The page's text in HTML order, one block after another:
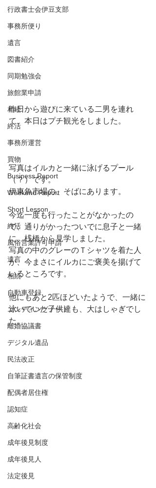
行政書士会伊豆支部
事務所便り
遺言
図書紹介
同期勉強会
旅館業申請
相続
終活
事務所運営
買物
Business Report
Weekend Report
Short Lesson
終活
風俗営業許可申請
遺言
相続
自動車登録
エンディングノート
離婚協議書
デジタル遺品
民法改正
自筆証書遺言の保管制度
配偶者居住権
認知症
高齢化社会
成年後見制度
成年後見人
法定後見
昨日から遊びに来ている二男を連れ
て、本日はプチ観光をしました。
写真はイルカと一緒に泳げるプール
（？）です。
伊東魚市場の、そばにあります。
今迄一度も行ったことがなかったの
で、通りがかったついでに息子と一緒
に、桟橋から見学しました。
写真の中のグレーのＴシャツを着た人
が、今まさにイルカにご褒美を揚げて
いるところです。
他にもあと2匹ほどいたようで、一緒に
泳いでいた子供達も、大はしゃぎでし
た。